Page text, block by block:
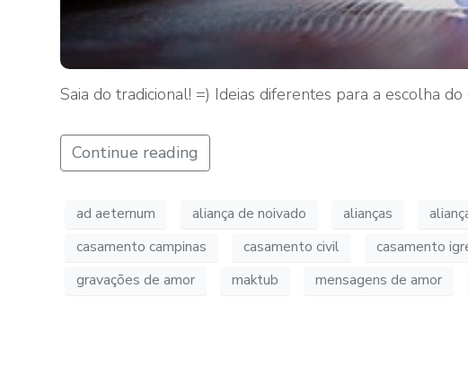
Saia do tradicional! =) Ideias diferentes para a escolha
Continue reading
ad aeternum aliança de noivado alianças
casamento campinas
casamento civil casamento
gravações de amor
maktub mensagens de amor